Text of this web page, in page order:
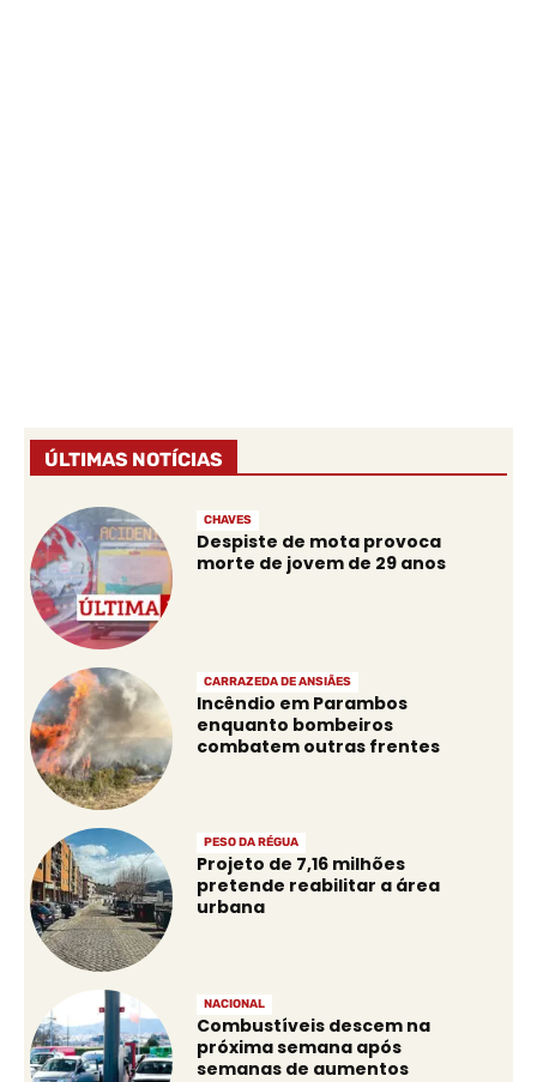
ÚLTIMAS NOTÍCIAS
CHAVES
Despiste de mota provoca
morte de jovem de 29 anos
CARRAZEDA DE ANSIÃES
Incêndio em Parambos
enquanto bombeiros
combatem outras frentes
PESO DA RÉGUA
Projeto de 7,16 milhões
pretende reabilitar a área
urbana
NACIONAL
Combustíveis descem na
próxima semana após
semanas de aumentos